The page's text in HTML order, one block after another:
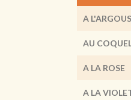
A
AU
A LA ROSE
A LA